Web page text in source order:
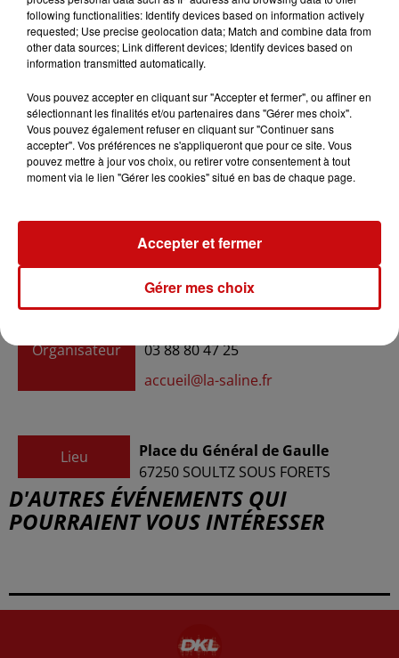
Ajouter à votre calendrier
Date
du16 mai 2023 à 20h00
au16 mai 2023 à 21h30
Payant
3€-5€
Organisateur
03 88 80 47 25
accueil@la-saline.fr
Lieu
Place du Général de Gaulle
67250 SOULTZ SOUS FORETS
D'AUTRES ÉVÉNEMENTS QUI
POURRAIENT VOUS INTÉRESSER
following functionalities: Identify devices based on information actively
requested; Use precise geolocation data; Match and combine data from
other data sources; Link different devices; Identify devices based on
information transmitted automatically.
Vous pouvez accepter en cliquant sur "Accepter et fermer", ou affiner en
sélectionnant les finalités et/ou partenaires dans "Gérer mes choix".
Vous pouvez également refuser en cliquant sur "Continuer sans
accepter". Vos préférences ne s'appliqueront que pour ce site. Vous
pouvez mettre à jour vos choix, ou retirer votre consentement à tout
moment via le lien "Gérer les cookies" situé en bas de chaque page.
Gérer mes choix
Accepter et fermer